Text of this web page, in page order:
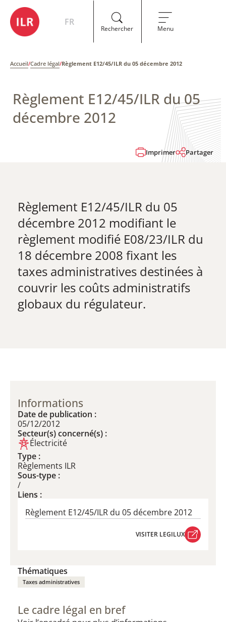
FR
Rechercher Menu
Accueil/Cadre légal/Règlement E12/45/ILR du 05 décembre 2012
Règlement E12/45/ILR du 05
décembre 2012
Imprimer Partager
Règlement E12/45/ILR du 05
décembre 2012 ​modifiant le
règlement modifié E08/23/ILR du
18 décembre 2008 fixant les
taxes administratives destinées à
couvrir les coûts administratifs
globaux du régulateur.
Informations
Date de publication :
05/12/2012
Secteur(s) concerné(s) :
Électricité
Type :
Règlements ILR
Sous-type :
/
Liens :
Règlement E12/45/ILR du 05 décembre 2012
VISITER LEGILUX
Thématiques
Taxes administratives
Le cadre légal en bref